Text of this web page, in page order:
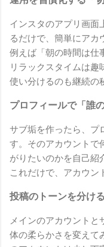
インスタのアプリ画面
るだけで、簡単にアカ
例えば「朝の時間は仕
リラックスタイムは
使い分けるのも継続の
プロフィールで「誰
サブ垢を作ったら、プ
す。そのアカウントで
がりたいのかを自己紹
これだけで、アカウン
投稿のトーンを分ける
メインのアカウント
体の柔らかさを変えて